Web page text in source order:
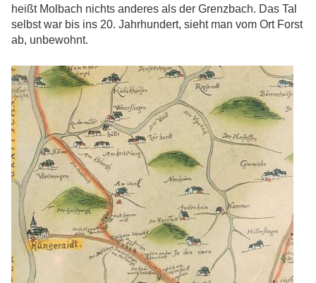
heißt Molbach nichts anderes als der Grenzbach. Das Tal
selbst war bis ins 20. Jahrhundert, sieht man vom Ort Forst
ab, unbewohnt.